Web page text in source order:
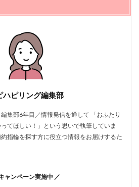
ハピリング編集部
集部6年目／情報発信を通して 「おふたり
てほしい！」という思いで執筆していま
指輪を探す方に役立つ情報をお届けするた
ャンペーン実施中 ／